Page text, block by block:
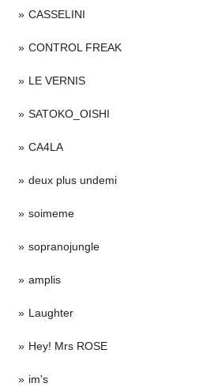
CASSELINI
CONTROL FREAK
LE VERNIS
SATOKO_OISHI
CA4LA
deux plus undemi
soimeme
sopranojungle
amplis
Laughter
Hey! Mrs ROSE
im's